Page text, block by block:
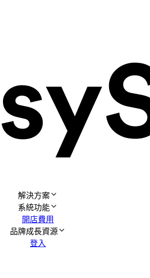
解決方案
系統功能
開店費用
品牌成長資源
登入